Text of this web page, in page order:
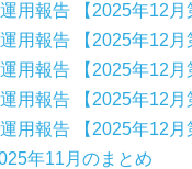
用報告 【2025年12月
用報告 【2025年12月
用報告 【2025年12月
用報告 【2025年12月
用報告 【2025年12月
年11月のまとめ